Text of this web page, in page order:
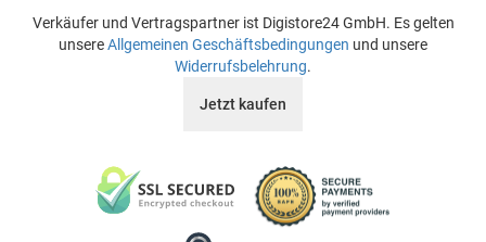
Verkäufer und Vertragspartner ist Digistore24 GmbH. Es gelten
unsereAllgemeinen Geschäftsbedingungen und unsere
Widerrufsbelehrung.
Jetzt kaufen